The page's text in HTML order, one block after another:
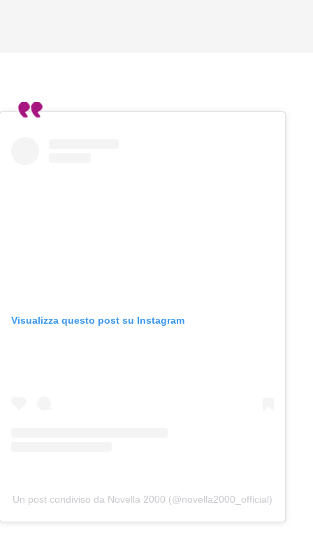
Visualizza questo post su Instagram
Un post condiviso da Novella 2000 (@novella2000_official)